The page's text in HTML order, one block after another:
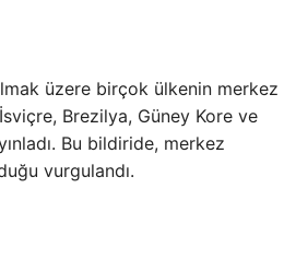
üzere birçok ülkenin merkez
Brezilya, Güney Kore ve
Bu bildiride, merkez
vurgulandı.